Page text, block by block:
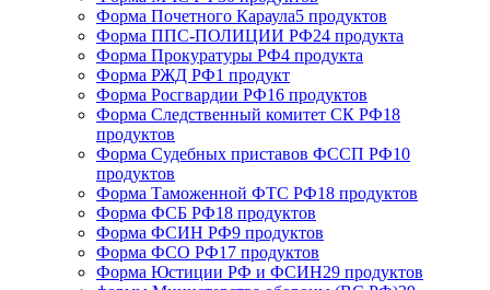
Форма Почетного Караула5 продуктов
Форма ППС-ПОЛИЦИИ РФ24 продукта
Форма Прокуратуры РФ4 продукта
Форма РЖД РФ1 продукт
Форма Росгвардии РФ16 продуктов
Форма Следственный комитет СК РФ18
продуктов
Форма Судебных приставов ФССП РФ10
продуктов
Форма Таможенной ФТС РФ18 продуктов
Форма ФСБ РФ18 продуктов
Форма ФСИН РФ9 продуктов
Форма ФСО РФ17 продуктов
Форма Юстиции РФ и ФСИН29 продуктов